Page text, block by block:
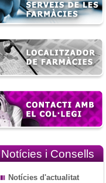
Notícies i Consells
Notícies d'actualitat